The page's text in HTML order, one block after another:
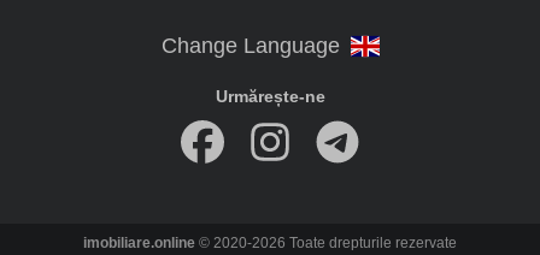
Urmărește-ne
imobiliare.online © 2020-2026 Toate drepturile rezervate